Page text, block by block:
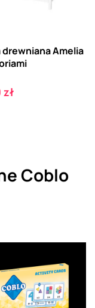
drewniana Amelia
Coblo